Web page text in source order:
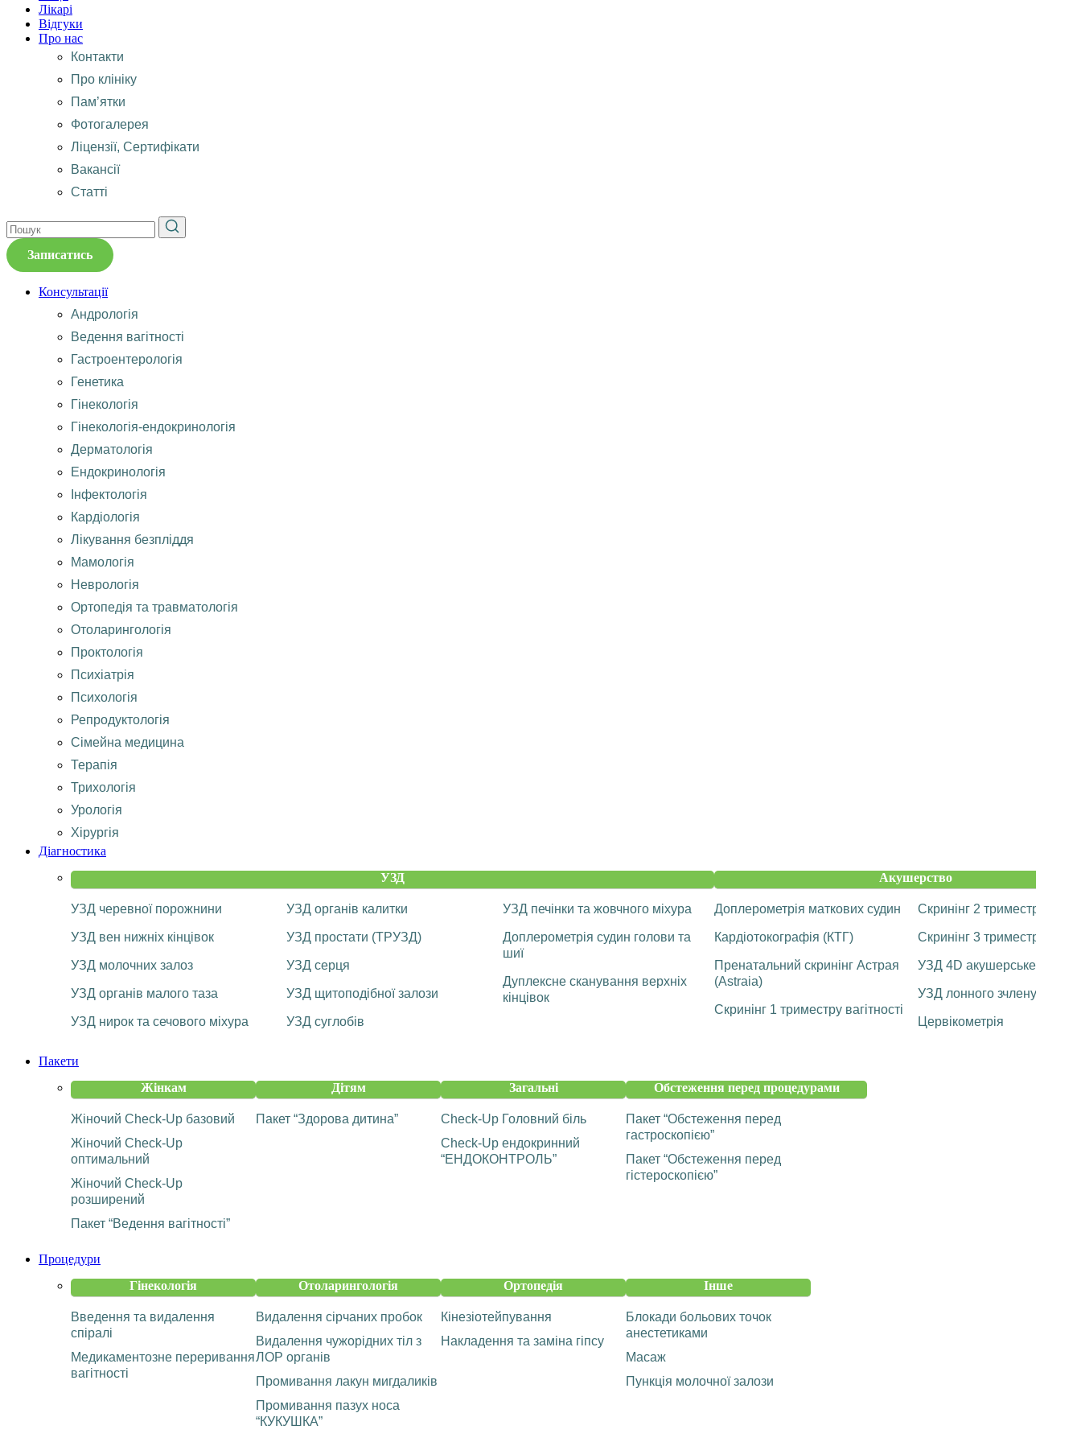
Лікарі
Відгуки
Про нас
Контакти
Про клініку
Пам’ятки
Фотогалерея
Ліцензії, Сертифікати
Вакансії
Статті
Записатись
Консультації
Андрологія
Ведення вагітності
Гастроентерологія
Генетика
Гінекологія
Гінекологія-ендокринологія
Дерматологія
Ендокринологія
Інфектологія
Кардіологія
Лікування безпліддя
Мамологія
Неврологія
Ортопедія та травматологія
Отоларингологія
Проктологія
Психіатрія
Психологія
Репродуктологія
Сімейна медицина
Терапія
Трихологія
Урологія
Хірургія
Діагностика
УЗД
УЗД черевної порожнини
УЗД вен нижніх кінцівок
УЗД молочних залоз
УЗД органів малого таза
УЗД нирок та сечового міхура
УЗД органів калитки
УЗД простати (ТРУЗД)
УЗД серця
УЗД щитоподібної залози
УЗД суглобів
УЗД печінки та жовчного міхура
Доплерометрія судин голови та
шиї
Дуплексне сканування верхніх
кінцівок
Акушерство
Доплерометрія маткових судин
Кардіотокографія (КТГ)
Пренатальний скринінг Астрая
(Astraia)
Скринінг 1 триместру вагітності
Скринінг 2 триместру
Скринінг 3 триместру
УЗД 4D акушерське
УЗД лонного зчленування
Цервікометрія
Пакети
Жінкам
Жіночий Check-Up базовий
Жіночий Check-Up
оптимальний
Жіночий Check-Up
розширений
Пакет “Ведення вагітності”
Дітям
Пакет “Здорова дитина”
Загальні
Check-Up Головний біль
Check-Up ендокринний
“ЕНДОКОНТРОЛЬ”
Обстеження перед процедурами
Пакет “Обстеження перед
гастроскопією”
Пакет “Обстеження перед
гістероскопією”
Процедури
Гінекологія
Введення та видалення
спіралі
Медикаментозне переривання
вагітності
Отоларингологія
Видалення сірчаних пробок
Видалення чужорідних тіл з
ЛОР органів
Промивання лакун мигдаликів
Промивання пазух носа
“КУКУШКА”
Ортопедія
Кінезіотейпування
Накладення та заміна гіпсу
Інше
Блокади больових точок
анестетиками
Масаж
Пункція молочної залози